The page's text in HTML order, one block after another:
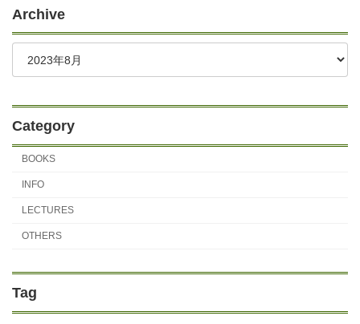
Archive
Category
BOOKS
INFO
LECTURES
OTHERS
Tag